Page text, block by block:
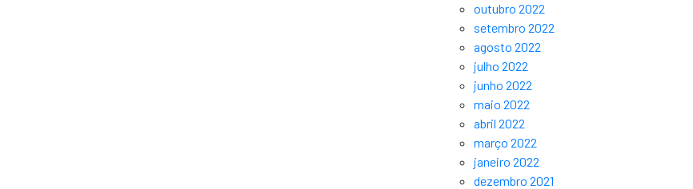
outubro 2022
setembro 2022
agosto 2022
julho 2022
junho 2022
maio 2022
abril 2022
março 2022
janeiro 2022
dezembro 2021